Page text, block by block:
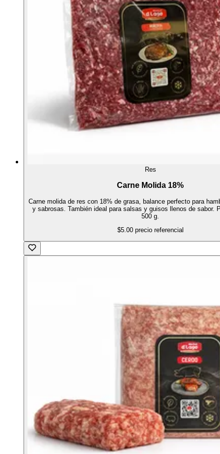
Res
Carne Molida 18%
Carne molida de res con 18% de grasa, balance perfecto para
y sabrosas. También ideal para salsas y guisos llenos de sabor.
500 g.
$5.00 precio referencial